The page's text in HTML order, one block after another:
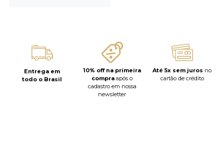
Entrega em
todo o Brasil
10% off na primeira
compra após o
cadastro em nossa
newsletter
Até 5x sem juros no
cartão de crédito